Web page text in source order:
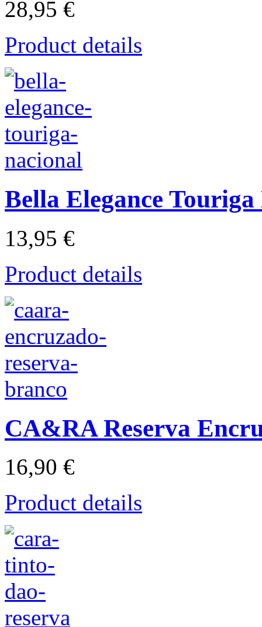
28,95 €
Product details
Bella Elegance
13,95 €
Product details
CA&RA Reserva
16,90 €
Product details